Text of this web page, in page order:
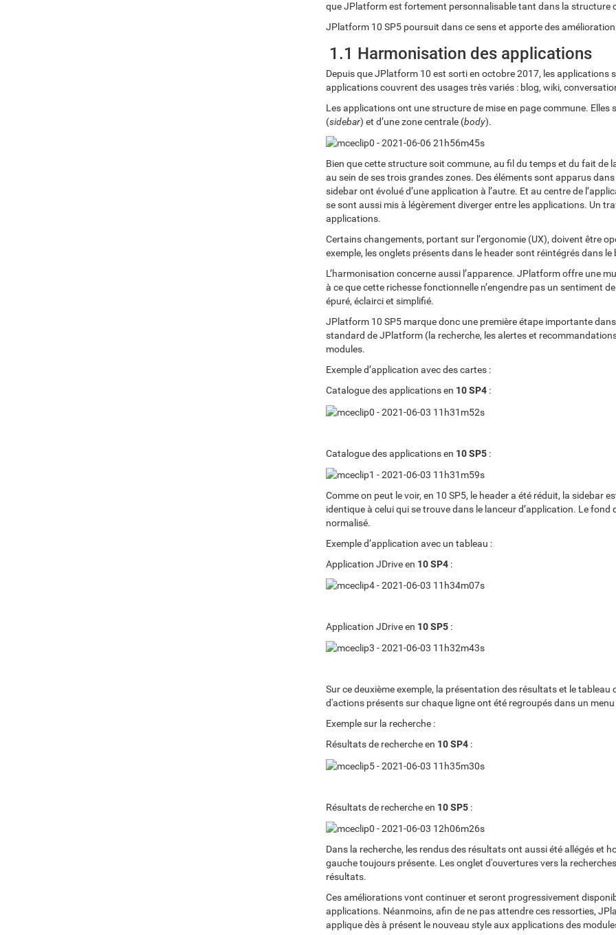
que JPlatform est fortement personnalisable tant dans la structure
JPlatform 10 SP5 poursuit dans ce sens et apporte des
1.1 Harmonisation des applications
Depuis que JPlatform 10 est sorti en octobre 2017, les applications
applications couvrent des usages très variés : blog, wiki,
Les applications ont une structure de mise en page commune. Elles
(sidebar) et d’une zone centrale (body).
Bien que cette structure soit commune, au fil du temps et du fait
au sein de ses trois grandes zones. Des éléments sont apparus
sidebar ont évolué d’une application à l’autre. Et au centre de
se sont aussi mis à légèrement diverger entre les applications. Un
applications.
Certains changements, portant sur l’ergonomie (UX), doivent être
exemple, les onglets présents dans le header sont réintégrés dans le
L’harmonisation concerne aussi l’apparence. JPlatform offre une
à ce que cette richesse fonctionnelle n’engendre pas un sentiment
épuré, éclairci et simplifié.
JPlatform 10 SP5 marque donc une première étape importante
standard de JPlatform (la recherche, les alertes et
modules.
Exemple d’application avec des cartes :
Catalogue des applications en 10 SP4:
Catalogue des applications en 10 SP5:
Comme on peut le voir, en 10 SP5, le header a été réduit, la sidebar
identique à celui qui se trouve dans le lanceur d’application. Le
normalisé.
Exemple d’application avec un tableau :
Application JDrive en 10 SP4:
Application JDrive en 10 SP5:
Sur ce deuxième exemple, la présentation des résultats et le
d'actions présents sur chaque ligne ont été regroupés dans un menu
Exemple sur la recherche :
Résultats de recherche en 10 SP4:
Résultats de recherche en 10 SP5:
Dans la recherche, les rendus des résultats ont aussi été allégés et
gauche toujours présente. Les onglet d'ouvertures vers la
résultats.
Ces améliorations vont continuer et seront progressivement
applications. Néanmoins, afin de ne pas attendre ces ressorties,
applique dès à présent le nouveau style aux applications des